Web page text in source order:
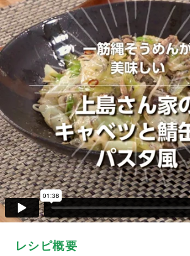
レシピ概要